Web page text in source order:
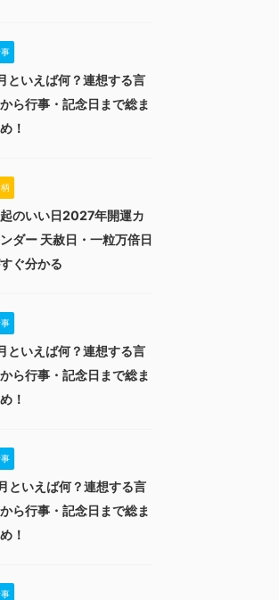
といえば何？連想する言
ら行事・記念日まで総ま
！
のいい日2027年開運カ
ダー 天赦日・一粒万倍日
ぐ分かる
といえば何？連想する言
ら行事・記念日まで総ま
！
といえば何？連想する言
ら行事・記念日まで総ま
！